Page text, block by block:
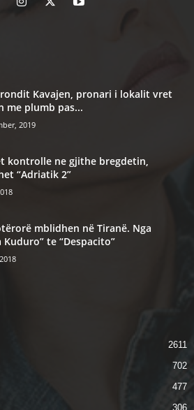
Kavajen, pronari i lokalit vret
me plumb pas...
2019
kontrolle ne gjithe bregdetin,
“Adriatik 2”
mblidhen në Tiranë. Nga
Kuduro” te “Despacito”
2611
702
477
306